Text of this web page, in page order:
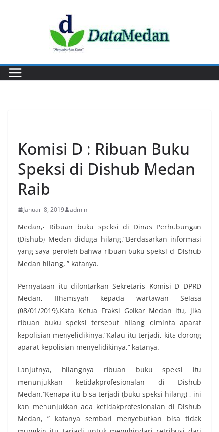
Komisi D : Ribuan Buku
Speksi di Dishub Medan
Raib
Januari 8, 2019 admin
Medan,- Ribuan buku speksi di Dinas Perhubungan
(Dishub) Medan diduga hilang.“Berdasarkan informasi
yang saya peroleh bahwa ribuan buku speksi di Dishub
Medan hilang, ” katanya.
Pernyataan itu dilontarkan Sekretaris Komisi D DPRD
Medan, Ilhamsyah kepada wartawan Selasa
(08/01/2019).Kata Ketua Fraksi Golkar Medan itu, jika
ribuan buku speksi tersebut hilang diminta aparat
kepolisian menyelidikinya.“Kalau itu terjadi, kita dorong
aparat kepolisian menyelidikinya,” katanya.
Lanjutnya, hilangnya ribuan buku speksi itu
menunjukkan ketidakprofesionalan di Dishub
Medan.“Kenapa itu bisa terjadi (buku speksi hilang) , ini
kan menunjukkan ada ketidakprofesionalan di Dishub
Medan, ” katanya sembari menyebutkan bisa tidak